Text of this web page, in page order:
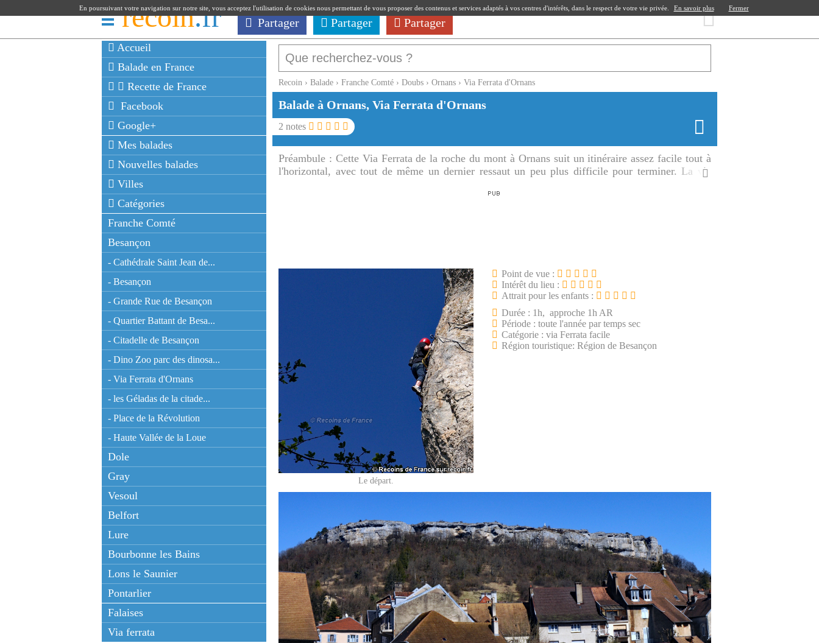
recoin.fr Partager Partager Partager
Accueil
Balade en France
Recette de France
Facebook
Google+
Mes balades
Nouvelles balades
Villes
Catégories
Franche Comté
Besançon
- Cathédrale Saint Jean de...
- Besançon
- Grande Rue de Besançon
- Quartier Battant de Besa...
- Citadelle de Besançon
- Dino Zoo parc des dinosa...
- Via Ferrata d'Ornans
- les Géladas de la citade...
- Place de la Révolution
- Haute Vallée de la Loue
Dole
Gray
Vesoul
Belfort
Lure
Bourbonne les Bains
Lons le Saunier
Pontarlier
Falaises
Via ferrata
Recoin › Balade › Franche Comté › Doubs › Ornans › Via Ferrata d'Ornans
Balade à Ornans, Via Ferrata d'Ornans
2 notes
Préambule : Cette Via Ferrata de la roche du mont à Ornans suit un itinéraire assez facile tout à
l'horizontal, avec tout de même un dernier ressaut un peu plus difficile pour terminer. La via
Le départ.
Point de vue :
Intérêt du lieu :
Attrait pour les enfants :
Durée : 1h, approche 1h AR
Période : toute l'année par temps sec
Catégorie : via Ferrata facile
Région touristique: Région de Besançon
En poursuivant votre navigation sur notre site, vous acceptez l'utilisation de cookies nous permettant de vous proposer des contenus et services adaptés à vos centres d'intérêts, dans le respect de votre vie privée. En savoir plus Fermer